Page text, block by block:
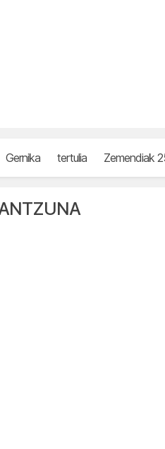
Gernika tertulia Zemendiak